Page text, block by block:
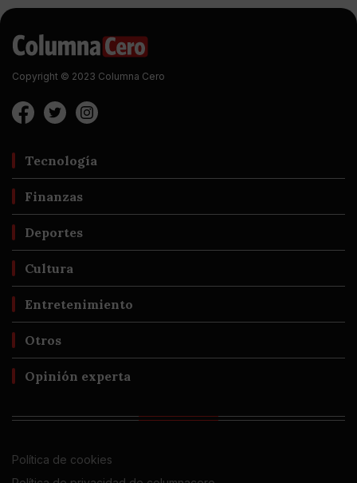
Copyright © 2023 Columna Cero
Tecnología
Finanzas
Deportes
Cultura
Entretenimiento
Otros
Opinión experta
Política de cookies